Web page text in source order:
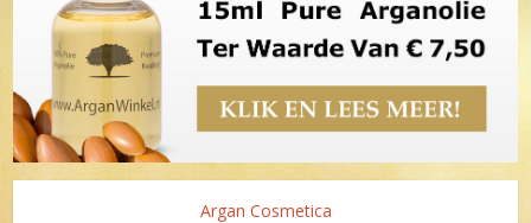
Argan Cosmetica